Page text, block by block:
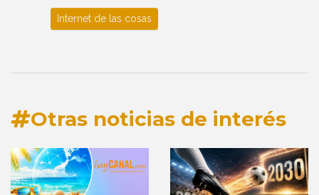
Internet de las cosas
Otras noticias de interés